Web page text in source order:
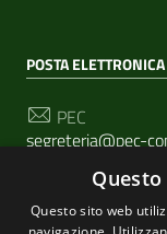
POSTA ELETTRONICA
PEC
segreteria@pec-
Email
Questo sito web